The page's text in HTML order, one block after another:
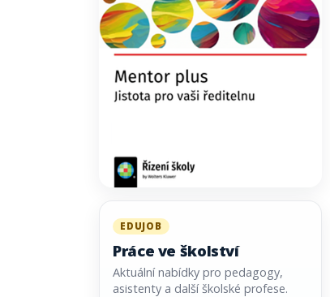
EDUJOB
Práce ve školství
Aktuální nabídky pro pedagogy,
asistenty a další školské profese.